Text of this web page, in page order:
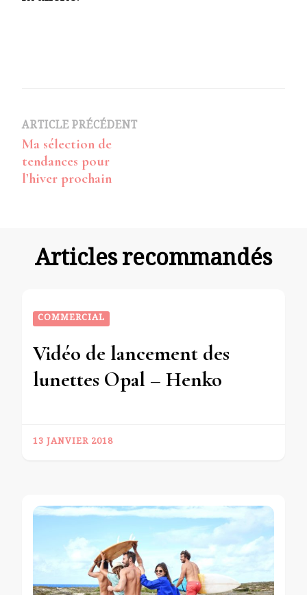
Navigation
d’article
ARTICLE PRÉCÉDENT
Ma sélection de
tendances pour
l’hiver prochain
Articles recommandés
COMMERCIAL
Vidéo de lancement des
lunettes Opal – Henko
13 JANVIER 2018